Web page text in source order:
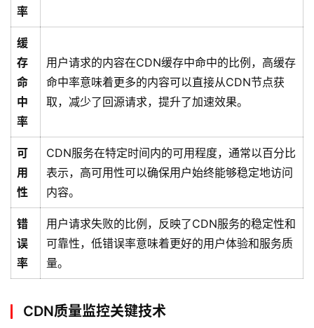
首
页
云
服
器
率
缓
存
命
中
率
用户请求的内容在CDN缓存中命中的比例，高缓存
命中率意味着更多的内容可以直接从CDN节点获
取，减少了回源请求，提升了加速效果。
可
用
性
CDN服务在特定时间内的可用程度，通常以百分比
表示，高可用性可以确保用户始终能够稳定地访问
内容。
错
误
率
用户请求失败的比例，反映了CDN服务的稳定性和
可靠性，低错误率意味着更好的用户体验和服务质
量。
CDN质量监控关键技术